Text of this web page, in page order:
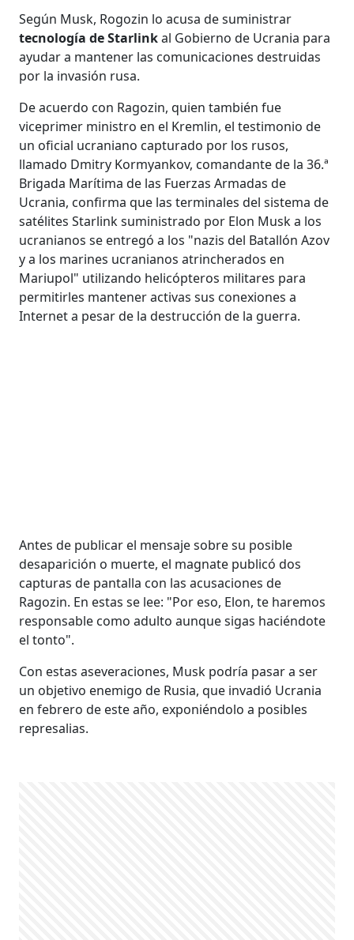
Según Musk, Rogozin lo acusa de suministrar
tecnología de Starlinkal Gobierno de Ucrania para
ayudar a mantener las comunicaciones destruidas
por la invasión rusa.
De acuerdo con Ragozin, quien también fue
viceprimer ministro en el Kremlin, el testimonio de
un oficial ucraniano capturado por los rusos,
llamado Dmitry Kormyankov, comandante de la 36.ª
Brigada Marítima de las Fuerzas Armadas de
Ucrania, confirma que las terminales del sistema de
satélites Starlink suministrado por Elon Musk a los
ucranianos se entregó a los "nazis del Batallón Azov
y a los marines ucranianos atrincherados en
Mariupol" utilizando helicópteros militares para
permitirles mantener activas sus conexiones a
Internet a pesar de la destrucción de la guerra.
Antes de publicar el mensaje sobre su posible
desaparición o muerte, el magnate publicó dos
capturas de pantalla con las acusaciones de
Ragozin. En estas se lee: "Por eso, Elon, te haremos
responsable como adulto aunque sigas haciéndote
el tonto".
Con estas aseveraciones, Musk podría pasar a ser
un objetivo enemigo de Rusia, que invadió Ucrania
en febrero de este año, exponiéndolo a posibles
represalias.